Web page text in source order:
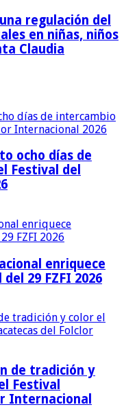
regulación del
en niñas, niños
Claudia
ocho días de
Festival del
enriquece
29 FZFI 2026
de tradición y
Festival
Internacional